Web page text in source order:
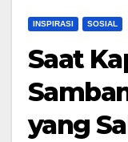
INSPIRASI SOSIAL
Saat
yang